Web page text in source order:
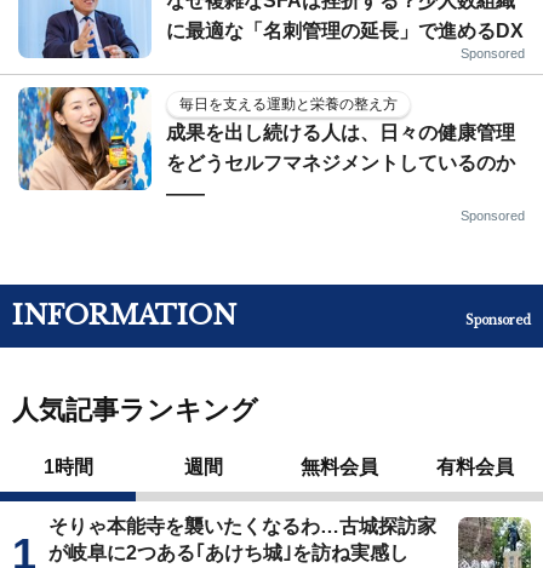
に最適な「名刺管理の延長」で進めるDX
Sponsored
毎日を支える運動と栄養の整え方
成果を出し続ける人は、日々の健康管理
をどうセルフマネジメントしているのか
——
Sponsored
INFORMATION Sponsored
人気記事ランキング
1時間 週間 無料会員 有料会員
そりゃ本能寺を襲いたくなるわ…古城探訪家
が岐阜に2つある｢あけち城｣を訪ね実感し